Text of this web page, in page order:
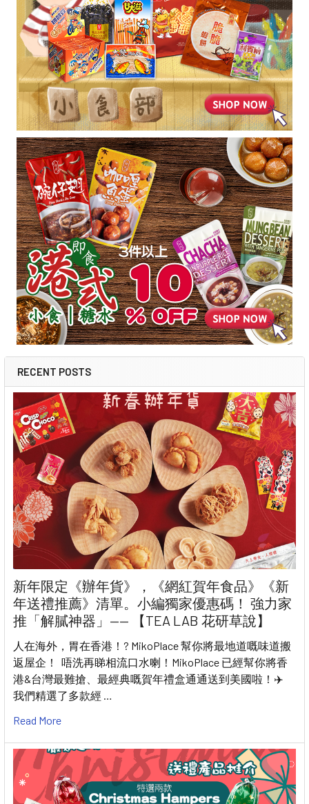
RECENT POSTS
新年限定《辦年貨》，《網紅賀年食品》《新
年送禮推薦》清單。小編獨家優惠碼！ 強力家
推「解膩神器」—— 【TEA LAB 花研草說】
人在海外，胃在香港！? MikoPlace 幫你將最地道嘅味道搬
返屋企！ 唔洗再睇相流口水喇！MikoPlace 已經幫你將香
港&台灣最難搶、最經典嘅賀年禮盒通通送到美國啦！✈️
我們精選了多款經 …
Read More